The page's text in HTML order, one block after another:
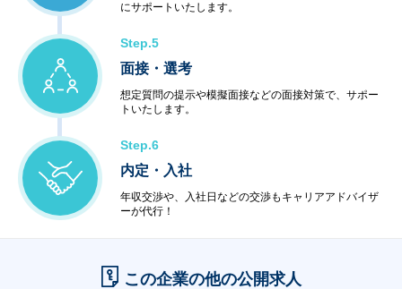
にサポートいたします。
Step.5
面接・選考
想定質問の提示や模擬面接などの面接対策で、サポー
トいたします。
Step.6
内定・入社
年収交渉や、入社日などの交渉もキャリアアドバイザ
ーが代行！
この企業の他の公開求人